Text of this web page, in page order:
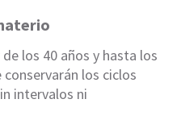
los 40 años y hasta los
los ciclos
intervalos ni